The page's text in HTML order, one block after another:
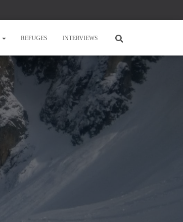
REFUGES INTERVIEWS